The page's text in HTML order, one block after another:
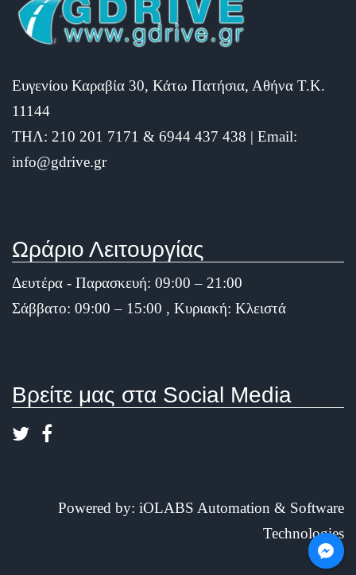
Ευγενίου Καραβία 30, Κάτω Πατήσια, Αθήνα Τ.Κ.
11144
ΤΗΛ: 210 201 7171 & 6944 437 438 | Email:
info@gdrive.gr
Ωράριο Λειτουργίας
Δευτέρα - Παρασκευή: 09:00 – 21:00
Σάββατο: 09:00 – 15:00 , Κυριακή: Κλειστά
Βρείτε μας στα Social Media
Powered by: iOLABS Automation & Software
Technologies